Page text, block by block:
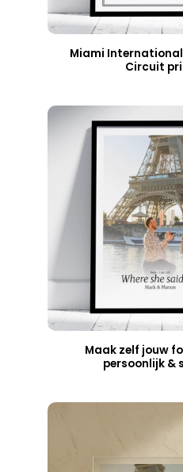
Miami
Circuit
Maak zelf jouw
persoonlijk &